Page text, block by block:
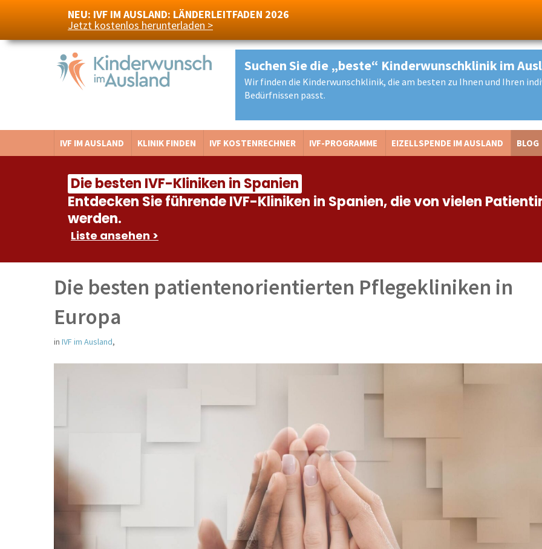
NEU: IVF IM AUSLAND: LÄNDERLEITFADEN 2026
Jetzt kostenlos herunterladen >
Navigation
Suchen Sie die „beste“ Kinderwunschklinik im
Wir finden die Kinderwunschklinik, die am besten zu Ihnen und Ihren
Bedürfnissen passt.
IVF IM AUSLAND KLINIK FINDEN IVF KOSTENRECHNER IVF-PROGRAMME EIZELLSPENDE IM AUSLAND BLOG
Die besten IVF-Kliniken in Spanien
Entdecken Sie führende IVF-Kliniken in Spanien, die von vielen
werden.
Liste ansehen >
Die besten patientenorientierten Pflegekliniken in
Europa
in IVF im Ausland,